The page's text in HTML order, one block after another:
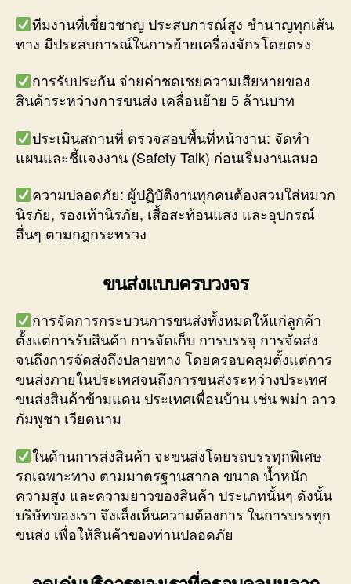
ทีมงานที่เชี่ยวชาญ ประสบการณ์สูง ชำนาญทุกเส้น
ทาง มีประสบการณ์ในการย้ายเครื่องจักรโดยตรง
การรับประกัน จ่ายค่าชดเชยความเสียหายของ
สินค้าระหว่างการขนส่ง เคลื่อนย้าย 5 ล้านบาท
ประเมินสถานที่ ตรวจสอบพื้นที่หน้างาน: จัดทำ
แผนและชี้แจงงาน (Safety Talk) ก่อนเริ่มงานเสมอ
ความปลอดภัย: ผู้ปฏิบัติงานทุกคนต้องสวมใส่หมวก
นิรภัย, รองเท้านิรภัย, เสื้อสะท้อนแสง และอุปกรณ์
อื่นๆ ตามกฎกระทรวง
ขนส่งแบบครบวงจร
การจัดการกระบวนการขนส่งทั้งหมดให้แก่ลูกค้า
ตั้งแต่การรับสินค้า การจัดเก็บ การบรรจุ การจัดส่ง
จนถึงการจัดส่งถึงปลายทาง โดยครอบคลุมตั้งแต่การ
ขนส่งภายในประเทศจนถึงการขนส่งระหว่างประเทศ
ขนส่งสินค้าข้ามแดน ประเทศเพื่อนบ้าน เช่น พม่า ลาว
กัมพูชา เวียดนาม
ในด้านการส่งสินค้า จะขนส่งโดยรถบรรทุกพิเศษ
รถเฉพาะทาง ตามมาตรฐานสากล ขนาด น้ำหนัก
ความสูง และความยาวของสินค้า ประเภทนั้นๆ ดังนั้น
บริษัทของเรา จึงเล็งเห็นความต้องการ ในการบรรทุก
ขนส่ง เพื่อให้สินค้าของท่านปลอดภัย